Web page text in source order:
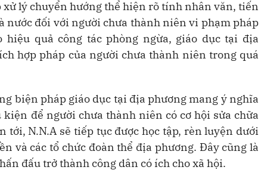
lý chuyển hướng thể hiện rõ tính nhân văn, tiến
nước đối với người chưa thành niên vi phạm pháp
quả công tác phòng ngừa, giáo dục tại địa
hợp pháp của người chưa thành niên trong quá
biện pháp giáo dục tại địa phương mang ý nghĩa
để người chưa thành niên có cơ hội sửa chữa
N.N.A sẽ tiếp tục được học tập, rèn luyện dưới
và các tổ chức đoàn thể địa phương. Đây cũng là
đấu trở thành công dân có ích cho xã hội.